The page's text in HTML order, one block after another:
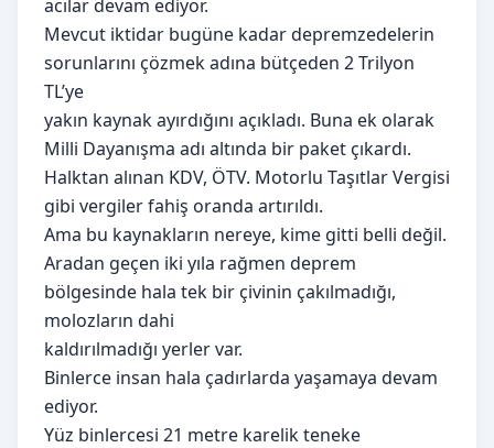
acılar devam ediyor.
Mevcut iktidar bugüne kadar depremzedelerin
sorunlarını çözmek adına bütçeden 2 Trilyon
TL’ye
yakın kaynak ayırdığını açıkladı. Buna ek olarak
Milli Dayanışma adı altında bir paket çıkardı.
Halktan alınan KDV, ÖTV. Motorlu Taşıtlar Vergisi
gibi vergiler fahiş oranda artırıldı.
Ama bu kaynakların nereye, kime gitti belli değil.
Aradan geçen iki yıla rağmen deprem
bölgesinde hala tek bir çivinin çakılmadığı,
molozların dahi
kaldırılmadığı yerler var.
Binlerce insan hala çadırlarda yaşamaya devam
ediyor.
Yüz binlercesi 21 metre karelik teneke